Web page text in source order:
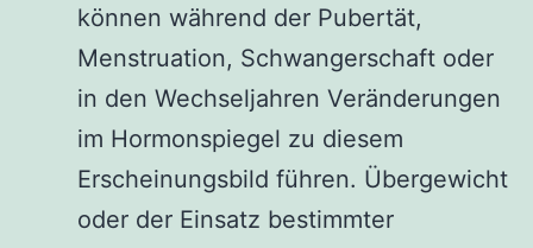
können während der Pubertät,
Menstruation, Schwangerschaft oder
in den Wechseljahren Veränderungen
im Hormonspiegel zu diesem
Erscheinungsbild führen. Übergewicht
oder der Einsatz bestimmter